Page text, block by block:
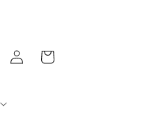
Warenkorb